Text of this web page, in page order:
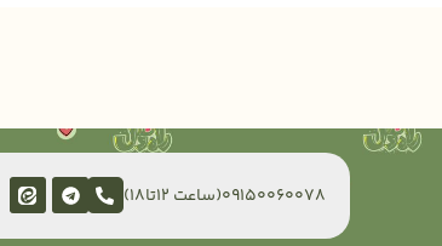
09150060078(ساعت 12تا18)